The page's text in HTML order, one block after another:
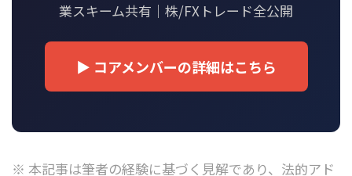
業スキーム共有｜株/FXトレード全公開
▶ コアメンバーの詳細はこちら
※ 本記事は筆者の経験に基づく見解であり、法的アド